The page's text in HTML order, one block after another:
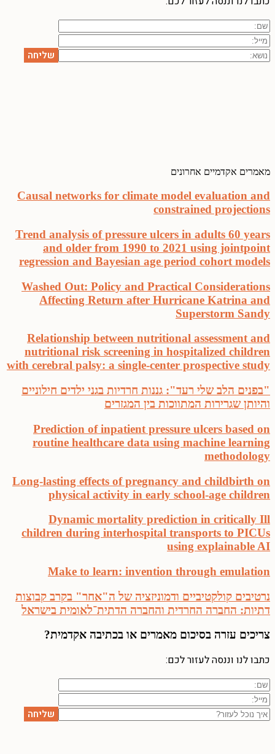
מאמרים אקדמיים אחרונים
Causal networks for climate model evaluation and
constrained projections
Trend analysis of pressure ulcers in adults 60 years
and older from 1990 to 2021 using jointpoint
regression and Bayesian age period cohort models
Washed Out: Policy and Practical Considerations
Affecting Return after Hurricane Katrina and
Superstorm Sandy
Relationship between nutritional assessment and
nutritional risk screening in hospitalized children
with cerebral palsy: a single-center prospective study
"בפנים הלב שלי רעד": גננות חרדיות בגני ילדים חילוניים
והיותן שגרירות המתווכות בין המגזרים
Prediction of inpatient pressure ulcers based on
routine healthcare data using machine learning
methodology
Long-lasting effects of pregnancy and childbirth on
physical activity in early school-age children
Dynamic mortality prediction in critically Ill
children during interhospital transports to PICUs
using explainable AI
Make to learn: invention through emulation
נרטיבים קולקטיביים ודמוניזציה של ה"אחר" בקרב קבוצות
דתיות: החברה החרדית והחברה הדתית־לאומית בישראל
צריכים עזרה בסיכום מאמרים או בכתיבה אקדמית?
כתבו לנו וננסה לעזור לכם: